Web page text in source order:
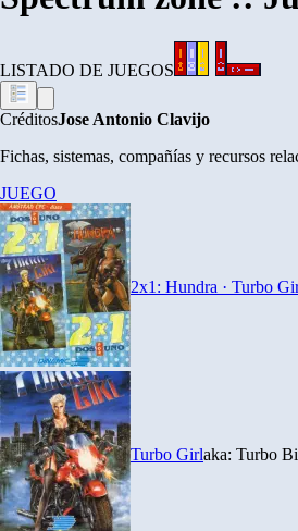
LISTADO DE JUEGOS
CréditosJose Antonio Clavijo
Fichas, sistemas, compañías y recursos
JUEGO
2x1: Hundra · Turbo
Turbo Girlaka: Turbo